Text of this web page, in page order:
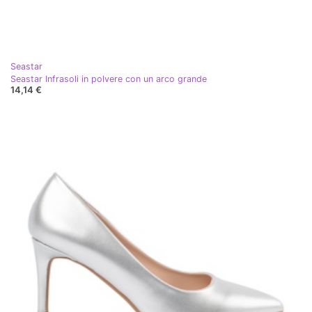
Seastar
Seastar Infrasoli in polvere con un arco grande
14,14 €